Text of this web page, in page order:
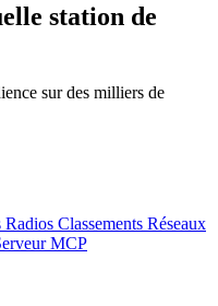
station de
sur des milliers de
Radios Classements Réseaux
MCP